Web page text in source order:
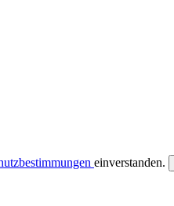
einverstanden.